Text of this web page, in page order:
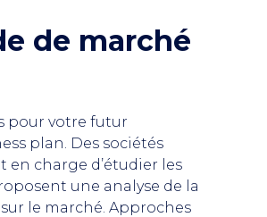
de marché
pour votre futur
plan. Des sociétés
en charge d’étudier les
une analyse de la
le marché. Approches